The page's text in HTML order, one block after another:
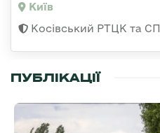
Київ
Косівський РТЦК та СП
ПУБЛІКАЦІЇ